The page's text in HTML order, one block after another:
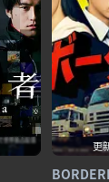
更